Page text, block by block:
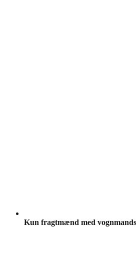
Kun fragtmænd med